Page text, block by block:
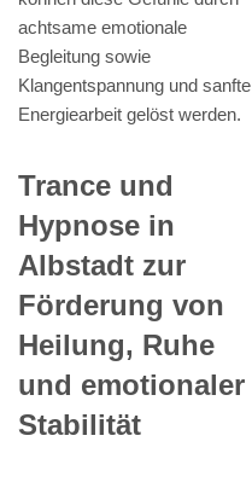
achtsame emotionale
Begleitung sowie
Klangentspannung und sanfte
Energiearbeit gelöst werden.
Trance und
Hypnose in
Albstadt zur
Förderung von
Heilung, Ruhe
und emotionaler
Stabilität